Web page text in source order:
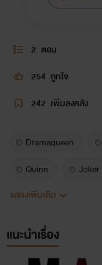
2 ตอน
254 ถูกใจ
242 เพิ่มลงคลัง
Dramaqueen
Quinn
Joker
25+
แสดงเพิ่มเติม
แนะนำเรื่อง